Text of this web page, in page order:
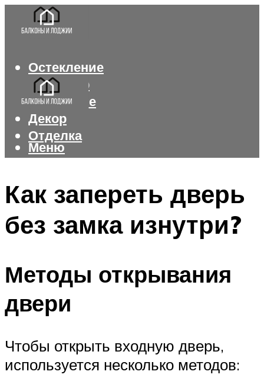
Остекление
Интерьер
Утепление
Декор
Отделка
Меню
Как запереть дверь
без замка изнутри?
Методы открывания
двери
Чтобы открыть входную дверь,
используется несколько методов: